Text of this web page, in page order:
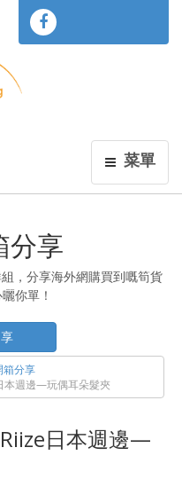
菜單
分享
，分享海外網購買到嘅筍貨
你單！
箱分享
本週邊—玩偶耳朵髮夾
日本週邊—